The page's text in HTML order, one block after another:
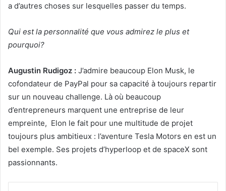
a d’autres choses sur lesquelles passer du temps.
Qui est la personnalité que vous admirez le plus et
pourquoi?
Augustin Rudigoz : J’admire beaucoup Elon Musk, le
cofondateur de PayPal pour sa capacité à toujours repartir
sur un nouveau challenge. Là où beaucoup
d’entrepreneurs marquent une entreprise de leur
empreinte, Elon le fait pour une multitude de projet
toujours plus ambitieux : l’aventure Tesla Motors en est un
bel exemple. Ses projets d’hyperloop et de spaceX sont
passionnants.